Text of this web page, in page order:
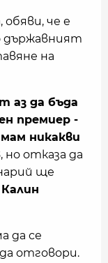
че е
държавният
на
аз да бъда
премиер -
никакви
но отказа да
ще
да се
да отговори.